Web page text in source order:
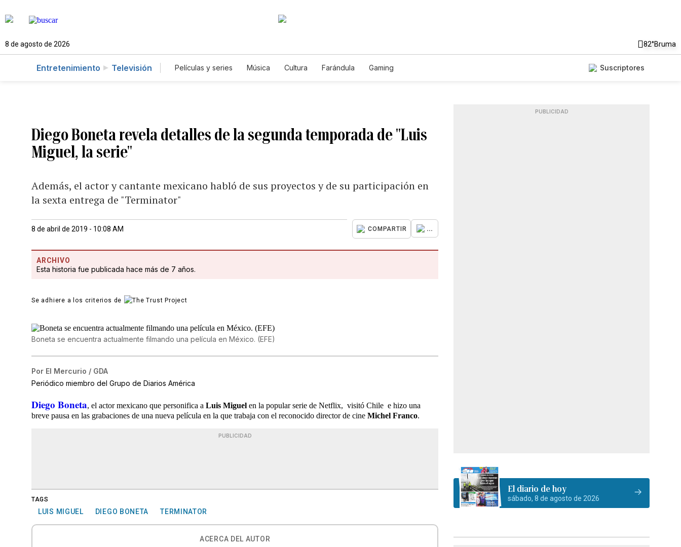
8 de agosto de 2026 82°Bruma
Entretenimiento Televisión Películas y series Música Cultura Farándula Gaming Suscriptores
Diego Boneta revela detalles de la segunda temporada de "Luis
Miguel, la serie"
Además, el actor y cantante mexicano habló de sus proyectos y de su participación en
la sexta entrega de "Terminator"
8 de abril de 2019 - 10:08 AM COMPARTIR ...
ARCHIVO
Esta historia fue publicada hace más de 7 años.
Se adhiere a los criterios de
Boneta se encuentra actualmente filmando una película en México. (EFE)
Por El Mercurio / GDA
Periódico miembro del Grupo de Diarios América
Diego Boneta, el actor mexicano que personifica aLuis Miguelen la popular serie de Netflix, visitó Chile e hizo una
breve pausa en las grabaciones de una nueva película en la que trabaja con el reconocido director de cineMichel Franco.
PUBLICIDAD
TAGS
LUIS MIGUEL DIEGO BONETA TERMINATOR
ACERCA DEL AUTOR
PUBLICIDAD
El diario de hoy
sábado, 8 de agosto de 2026